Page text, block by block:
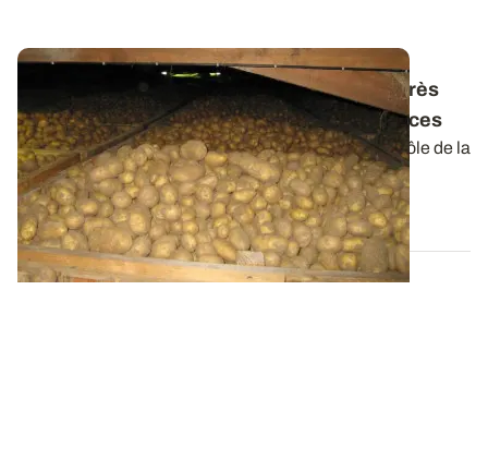
Antigerminatif des pommes de terre - L’après
CIPC : points réglementaire et conséquences
L’utilisation du chlorprophame (CIPC) pour le contrôle de la
germination des pommes de...
13 MARS 2026